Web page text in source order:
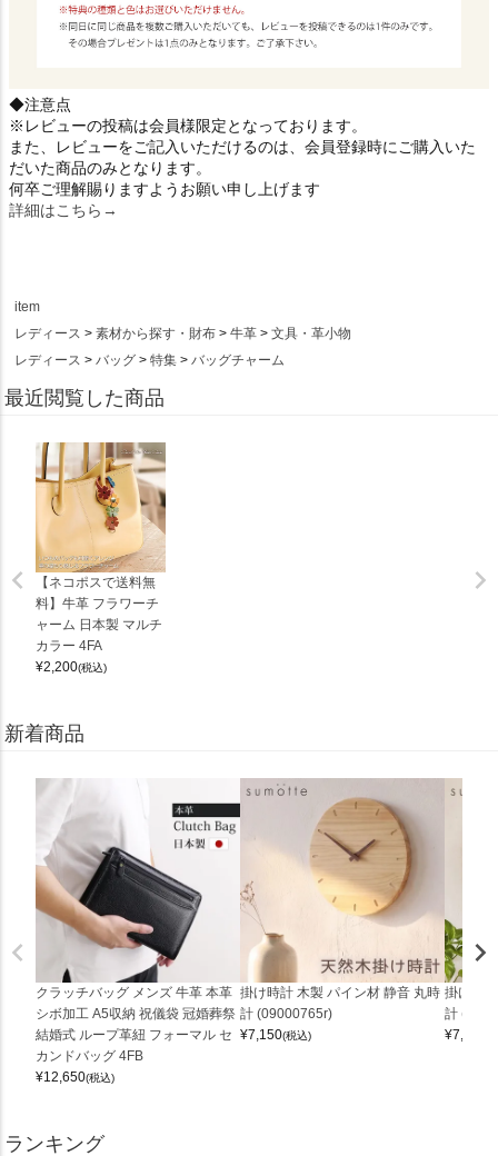
◆注意点
※レビューの投稿は会員様限定となっております。
また、レビューをご記入いただけるのは、会員登録時にご購入いた
だいた商品のみとなります。
何卒ご理解賜りますようお願い申し上げます
詳細はこちら→
item
レディース
素材から探す・財布 牛革
文具・革小物
レディース
バッグ 特集 バッグチャーム
最近閲覧した商品
【ネコポスで送料無
料】牛革 フラワーチ
ャーム 日本製 マルチ
カラー 4FA
¥2,200(税込)
新着商品
クラッチバッグ メンズ 牛革 本革
シボ加工 A5収納 祝儀袋 冠婚葬祭
結婚式 ループ革紐 フォーマル セ
カンドバッグ 4FB
¥12,650(税込)
掛け時計 木製 パイン材 静音 丸時
計 (09000765r)
¥7,150(税込)
掛け時
計
¥7,150
ランキング